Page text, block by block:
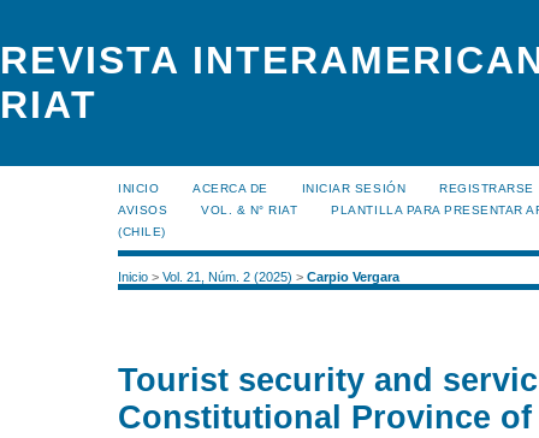
REVISTA
RIAT
INICIO ACERCA DE INICIAR SESIÓN
REGISTRARSE
AVISOS
VOL. & N° RIAT
PLANTILLA PARA PRESENTAR
(CHILE)
Inicio > Vol. 21, Núm. 2 (2025) > Carpio Vergara
Tourist security and
Constitutional Province of